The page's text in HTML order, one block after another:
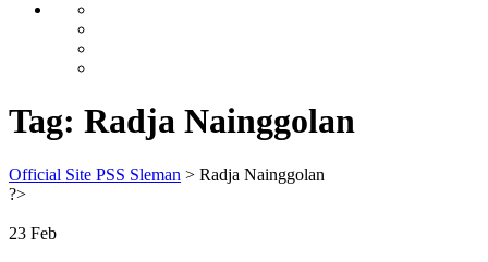
Tag: Radja Nainggolan
Official Site PSS Sleman > Radja Nainggolan
?>
23 Feb